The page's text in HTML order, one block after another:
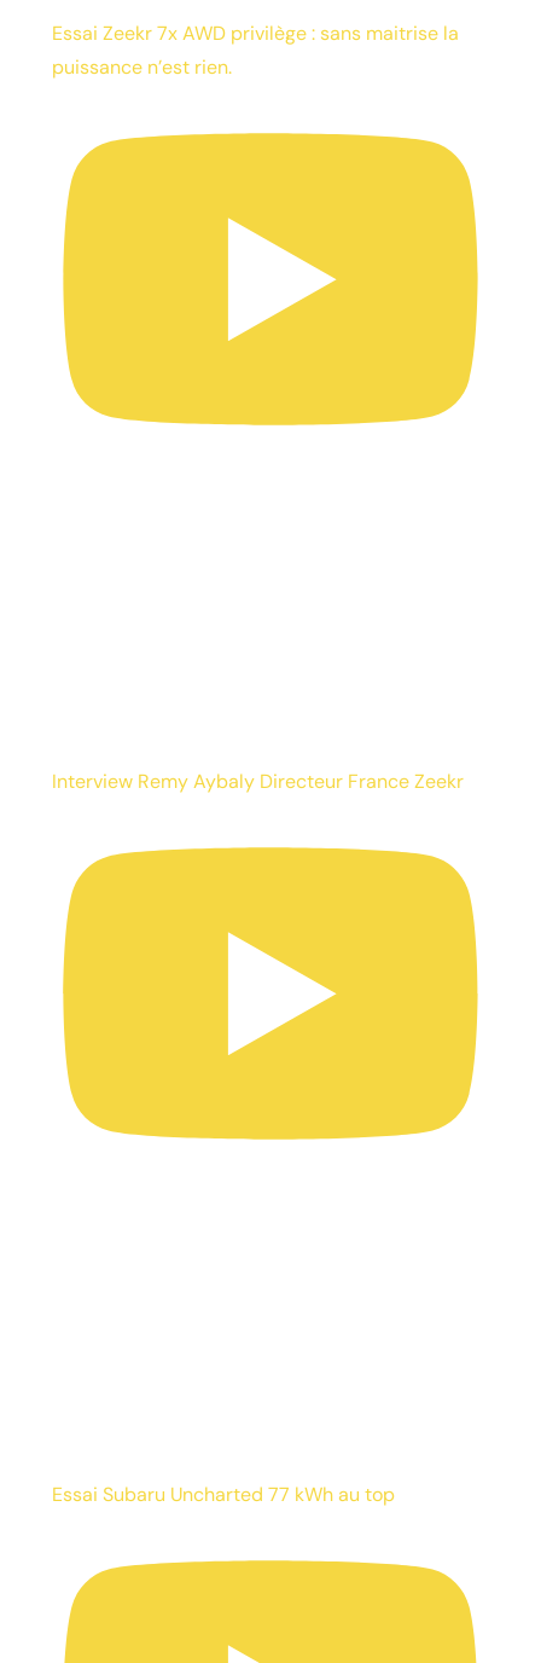
Essai Zeekr 7x AWD privilège : sans maitrise la
puissance n’est rien.
Interview Remy Aybaly Directeur France Zeekr
Essai Subaru Uncharted 77 kWh au top